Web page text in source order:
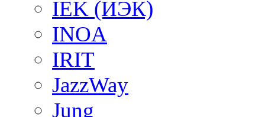
IEK (ИЭК)
INOA
IRIT
JazzWay
Jung